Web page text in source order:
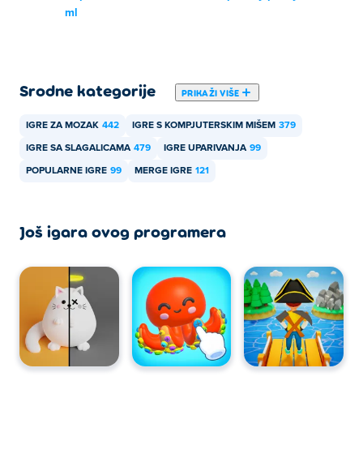
ml
Srodne kategorije PRIKAŽI VIŠE
IGRE ZA MOZAK 442 IGRE S KOMPJUTERSKIM MIŠEM 379
IGRE SA SLAGALICAMA 479 IGRE UPARIVANJA 99
POPULARNE IGRE 99 MERGE IGRE 121
Još igara ovog programera